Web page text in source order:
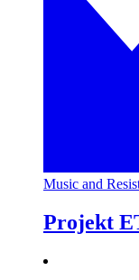
Music and
Projekt